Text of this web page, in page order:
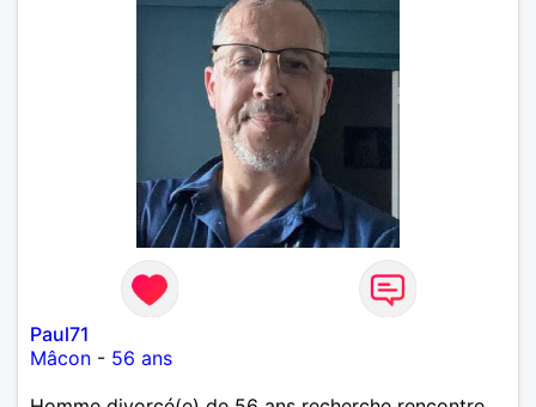
Paul71
Mâcon - 56 ans